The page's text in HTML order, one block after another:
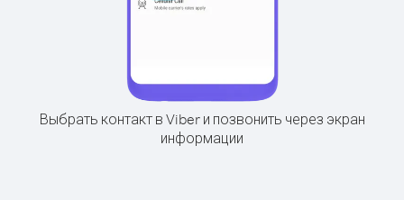
Выбрать контакт в Viber и позвонить через экран
информации